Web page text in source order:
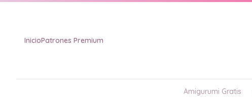
InicioPatrones Premium
Amigurumi Gratis